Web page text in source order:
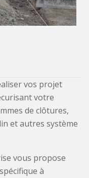
vos projet
votre
de clôtures,
et autres système
vous propose
à